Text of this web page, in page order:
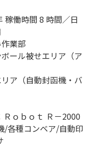
稼働時間 8 時間／日
業部
被せエリア（ア
自動封函機・バ
ｏｂｏｔ Ｒ－2000
/各種コンベア/自動印